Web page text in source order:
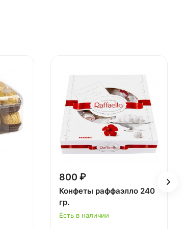
800 ₽
Конфеты раффаэлло 240
гр.
Есть в наличии